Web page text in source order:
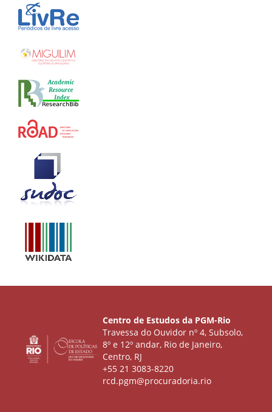
Centro de Estudos da PGM-Rio
Travessa do Ouvidor nº 4, Subsolo,
8º e 12º andar, Rio de Janeiro,
Centro, RJ
+55 21 3083-8220
rcd.pgm@procuradoria.rio